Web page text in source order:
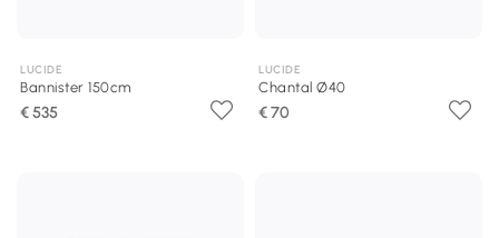
LUCIDE
Bannister 150cm
€ 535
LUCIDE
Chantal Ø40
€ 70